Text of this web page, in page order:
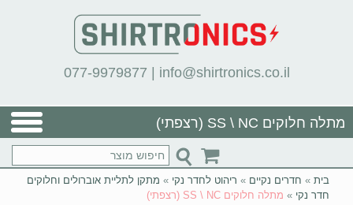
077-9979877 | info@shirtronics.co.il
מתלה חלוקים SS \ NC (רצפתי)
בית » חדרים נקיים » ריהוט לחדר נקי » מתקן לתליית אוברולים וחלוקים
חדר נקי » מתלה חלוקים SS \ NC (רצפתי)